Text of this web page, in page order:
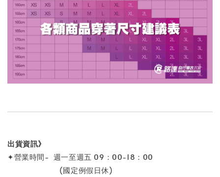
出貨資訊》
✦營業時間- 週一至週五 09：00-18：00
(國定例假日休)